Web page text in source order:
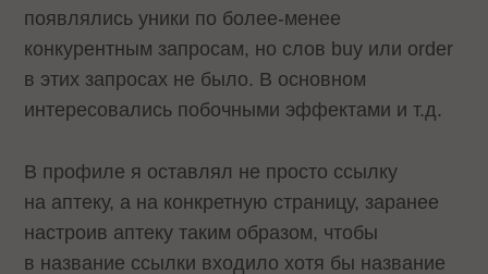
появлялись уники по более-менее
конкурентным запросам, но слов buy или order
в этих запросах не было. В основном
интересовались побочными эффектами и т.д.
В профиле я оставлял не просто ссылку
на аптеку, а на конкретную страницу, заранее
настроив аптеку таким образом, чтобы
в название ссылки входило хотя бы название